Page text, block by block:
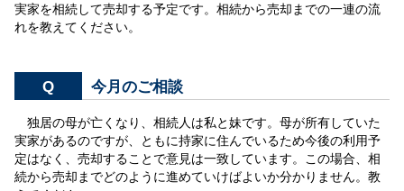
実家を相続して売却する予定です。相続から売却までの一連の流
れを教えてください。
Q 今月のご相談
独居の母が亡くなり、相続人は私と妹です。母が所有していた
実家があるのですが、ともに持家に住んでいるため今後の利用予
定はなく、売却することで意見は一致しています。この場合、相
続から売却までどのように進めていけばよいか分かりません。教